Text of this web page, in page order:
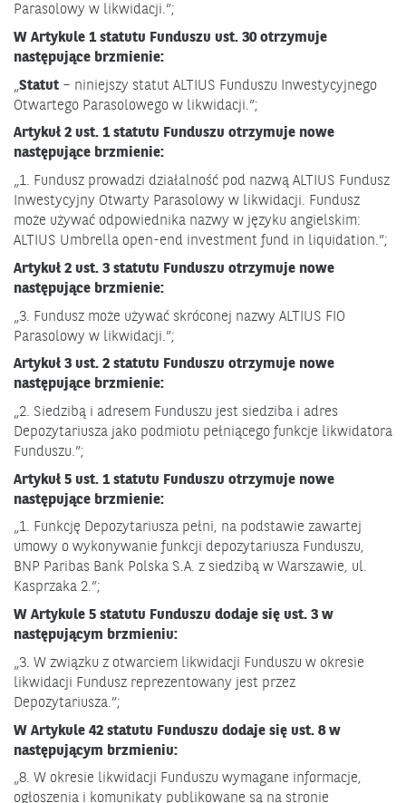
Parasolowy w likwidacji.”;
W Artykule 1 statutu Funduszu ust. 30 otrzymuje
następujące brzmienie:
„Statut – niniejszy statut ALTIUS Funduszu Inwestycyjnego
Otwartego Parasolowego w likwidacji.”;
Artykuł 2 ust. 1 statutu Funduszu otrzymuje nowe
następujące brzmienie:
„1. Fundusz prowadzi działalność pod nazwą ALTIUS Fundusz
Inwestycyjny Otwarty Parasolowy w likwidacji. Fundusz
może używać odpowiednika nazwy w języku angielskim:
ALTIUS Umbrella open-end investment fund in liquidation.”;
Artykuł 2 ust. 3 statutu Funduszu otrzymuje nowe
następujące brzmienie:
„3. Fundusz może używać skróconej nazwy ALTIUS FIO
Parasolowy w likwidacji.”;
Artykuł 3 ust. 2 statutu Funduszu otrzymuje nowe
następujące brzmienie:
„2. Siedzibą i adresem Funduszu jest siedziba i adres
Depozytariusza jako podmiotu pełniącego funkcje likwidatora
Funduszu.”;
Artykuł 5 ust. 1 statutu Funduszu otrzymuje nowe
następujące brzmienie:
„1. Funkcję Depozytariusza pełni, na podstawie zawartej
umowy o wykonywanie funkcji depozytariusza Funduszu,
BNP Paribas Bank Polska S.A. z siedzibą w Warszawie, ul.
Kasprzaka 2.”;
W Artykule 5 statutu Funduszu dodaje się ust. 3 w
następującym brzmieniu:
„3. W związku z otwarciem likwidacji Funduszu w okresie
likwidacji Fundusz reprezentowany jest przez
Depozytariusza.”;
W Artykule 42 statutu Funduszu dodaje się ust. 8 w
następującym brzmieniu:
„8. W okresie likwidacji Funduszu wymagane informacje,
ogłoszenia i komunikaty publikowane są na stronie